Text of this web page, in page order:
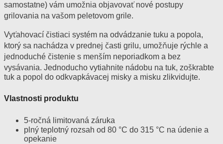
samostatne) vám umožnia objavovať nové postupy
grilovania na vašom peletovom grile.
Vyťahovací čistiaci systém na odvádzanie tuku a popola,
ktorý sa nachádza v prednej časti grilu, umožňuje rýchle a
jednoduché čistenie s menším neporiadkom a bez
vysávania. Jednoducho vytiahnite nádobu na tuk, zoškrabte
tuk a popol do odkvapkávacej misky a misku zlikvidujte.
Vlastnosti produktu
5-ročná limitovaná záruka
plný teplotný rozsah od 80 °C do 315 °C na údenie a
opekanie